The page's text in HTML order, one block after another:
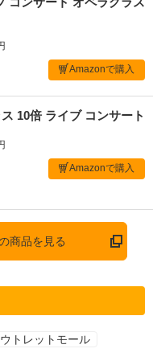
Amazonで購入
10倍 ライブ コンサート
Amazonで購入
商品を見る
トレットモール